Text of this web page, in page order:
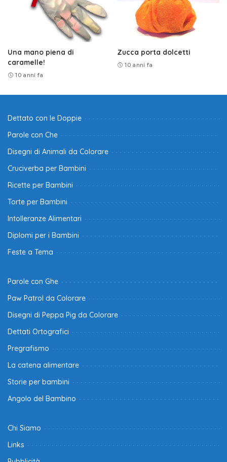
Una mano piena di
caramelle!
10 anni fa
Zucca porta dolcetti
10 anni fa
Dettato con le Doppie
Parole con Che
Disegni di Animali da Colorare
Cruciverba per Bambini
Ricette per Bambini
Torte per Bambini
Intolleranze Alimentari
Diplomi per i Bambini
Feste a Tema
Parole con Ghe
Paw Patrol da Colorare
Disegni di Peppa Pig da Colorare
Dettati Ortografici
Pregrafismo
La catena alimentare
Storie per bambini
Angolo del Bambino
Chi Siamo
Links